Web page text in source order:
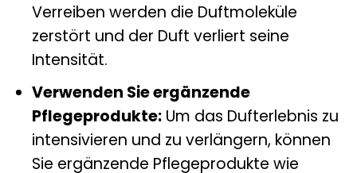
Verreiben werden die Duftmoleküle
zerstört und der Duft verliert seine
Intensität.
Verwenden Sie ergänzende
Pflegeprodukte:Um das Dufterlebnis zu
intensivieren und zu verlängern, können
Sie ergänzende Pflegeprodukte wie